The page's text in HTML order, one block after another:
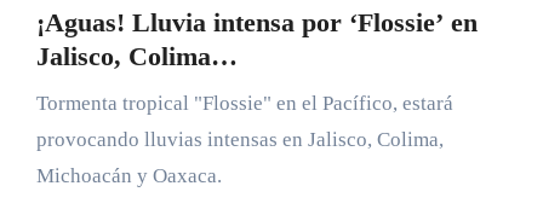
¡Aguas! Lluvia intensa por ‘Flossie’ en
Jalisco, Colima…
Tormenta tropical "Flossie" en el Pacífico, estará
provocando lluvias intensas en Jalisco, Colima,
Michoacán y Oaxaca.